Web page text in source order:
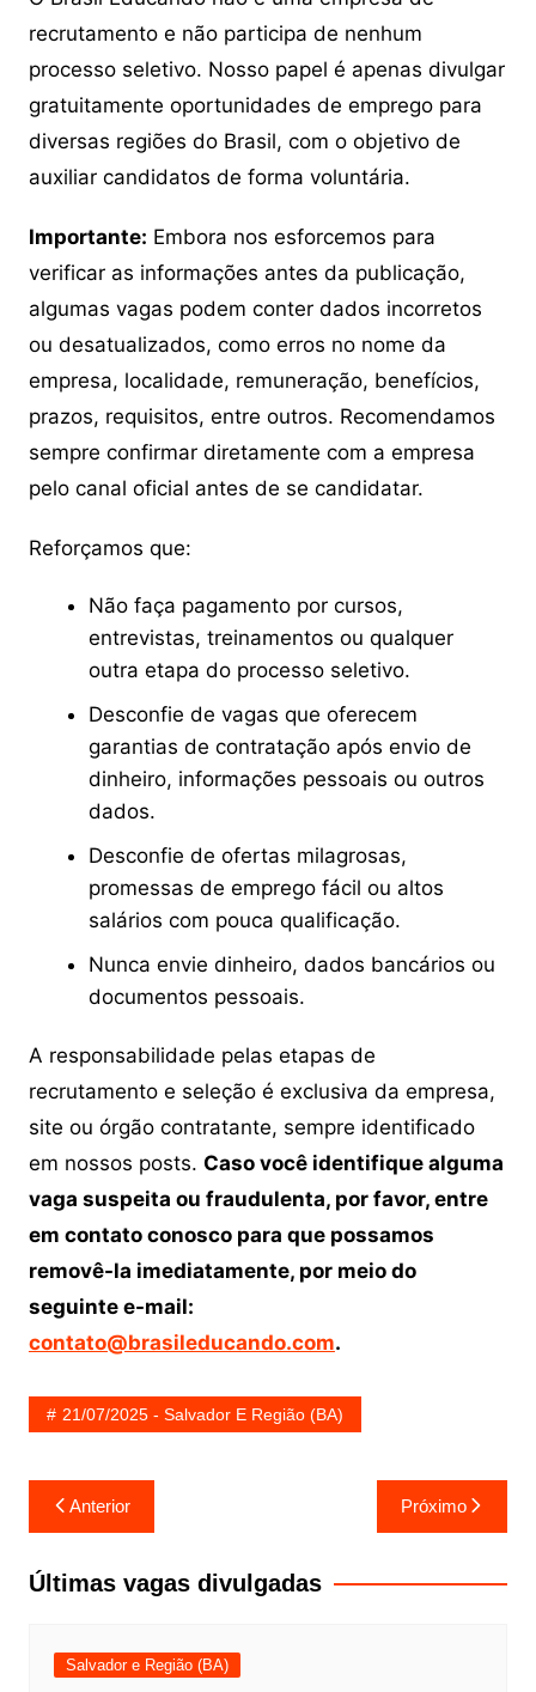
recrutamento e não participa de nenhum
processo seletivo. Nosso papel é apenas divulgar
gratuitamente oportunidades de emprego para
diversas regiões do Brasil, com o objetivo de
auxiliar candidatos de forma voluntária.
Importante: Embora nos esforcemos para
verificar as informações antes da publicação,
algumas vagas podem conter dados incorretos
ou desatualizados, como erros no nome da
empresa, localidade, remuneração, benefícios,
prazos, requisitos, entre outros. Recomendamos
sempre confirmar diretamente com a empresa
pelo canal oficial antes de se candidatar.
Reforçamos que:
Não faça pagamento por cursos,
entrevistas, treinamentos ou qualquer
outra etapa do processo seletivo.
Desconfie de vagas que oferecem
garantias de contratação após envio de
dinheiro, informações pessoais ou outros
dados.
Desconfie de ofertas milagrosas,
promessas de emprego fácil ou altos
salários com pouca qualificação.
Nunca envie dinheiro, dados bancários ou
documentos pessoais.
A responsabilidade pelas etapas de
recrutamento e seleção é exclusiva da empresa,
site ou órgão contratante, sempre identificado
em nossos posts. Caso você identifique alguma
vaga suspeita ou fraudulenta, por favor, entre
em contato conosco para que possamos
removê-la imediatamente, por meio do
seguinte e-mail:
contato@brasileducando.com.
21/07/2025 - Salvador E Região (BA)
Navegação
de
Post
Anterior Próximo
Últimas vagas divulgadas
Salvador e Região (BA)